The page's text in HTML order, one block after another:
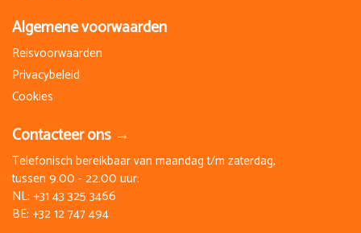
Algemene voorwaarden
Reisvoorwaarden
Privacybeleid
Cookies
Contacteer ons →
Telefonisch bereikbaar van maandag t/m zaterdag,
tussen 9.00 - 22.00 uur:
NL: +31 43 325 3466
BE: +32 12 747 494